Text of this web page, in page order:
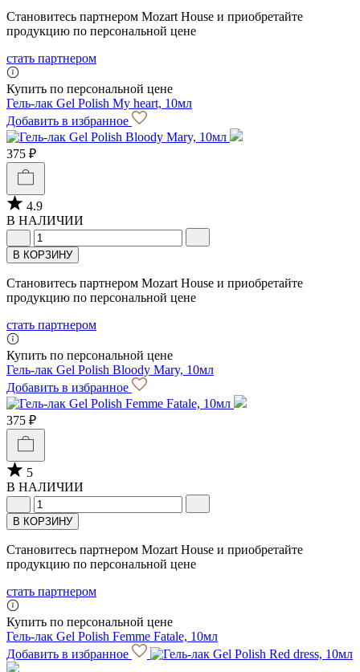
Становитесь партнером Mozart House и приобретайте
продукцию по персональной цене
стать партнером
Купить по персональной цене
Гель-лак Gel Polish My heart, 10мл
Добавить в избранное
375 ₽
4.9
В НАЛИЧИИ
В КОРЗИНУ
Становитесь партнером Mozart House и приобретайте
продукцию по персональной цене
стать партнером
Купить по персональной цене
Гель-лак Gel Polish Bloody Mary, 10мл
Добавить в избранное
375 ₽
5
В НАЛИЧИИ
В КОРЗИНУ
Становитесь партнером Mozart House и приобретайте
продукцию по персональной цене
стать партнером
Купить по персональной цене
Гель-лак Gel Polish Femme Fatale, 10мл
Добавить в избранное